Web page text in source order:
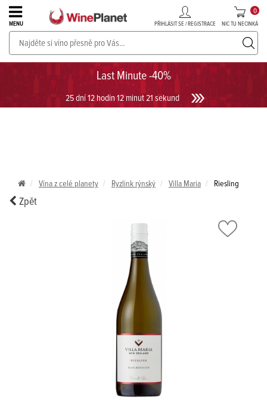
Last Minute -40%
25 dní 12 hodin 12 minut 21 sekund
MENU PŘIHLÁSIT SE / REGISTRACE NIC TU NECINKÁ
0
PROSECCO v akci až do -30%!UKÁZAT PROSECCO
Vína z celé planety Ryzlink rýnský Villa Maria Riesling
Zpět